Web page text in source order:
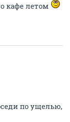
кафе летом
по ущелью,